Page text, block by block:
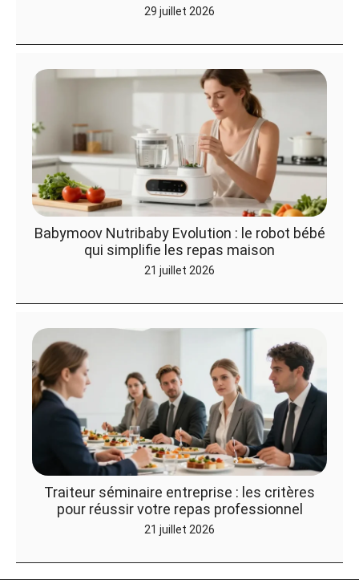
29 juillet 2026
Babymoov Nutribaby Evolution : le robot bébé
qui simplifie les repas maison
21 juillet 2026
Traiteur séminaire entreprise : les critères
pour réussir votre repas professionnel
21 juillet 2026